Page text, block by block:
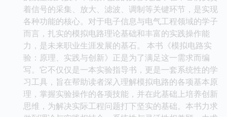
着信号的采集、放大、滤波、调制等关键环节，是实现
各种功能的核心。对于电子信息与电气工程领域的学子
而言，扎实的模拟电路理论基础和丰富的实践操作能
力，是未来职业生涯发展的基石。 本书《模拟电路实
验：原理、实践与创新》正是为了满足这一需求而编
写。它不仅仅是一本实验指导书，更是一套系统性的学
习工具，旨在帮助读者深入理解模拟电路的各项基本原
理，掌握实验操作的各项技能，并在此基础上培养创新
思维，为解决实际工程问题打下坚实的基础。本书力求